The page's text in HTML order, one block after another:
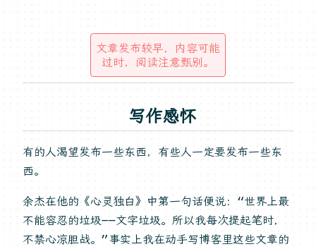
文章发布较早，内容可能
过时，阅读注意甄别。
写作感怀
有的人渴望发布一些东西，有些人一定要发布一些东
西。
余杰在他的《心灵独白》中第一句话便说：“世界上最
不能容忍的垃圾——文字垃圾。所以我每次提起笔时，
不禁心凉胆战。”事实上我在动手写博客里这些文章的